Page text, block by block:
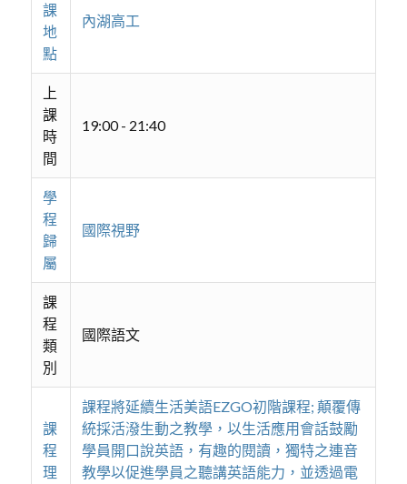
課
地
點
內湖高工
上
課
時
間
19:00 - 21:40
學
程
歸
屬
國際視野
課
程
類
別
國際語文
課
程
理
課程將延續生活美語EZGO初階課程; 顛覆傳
統採活潑生動之教學，以生活應用會話鼓勵
學員開口說英語，有趣的閱讀，獨特之連音
教學以促進學員之聽講英語能力，並透過電